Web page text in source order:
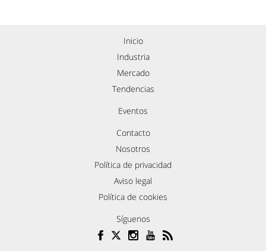
Inicio
Industria
Mercado
Tendencias
Eventos
Contacto
Nosotros
Política de privacidad
Aviso legal
Política de cookies
Síguenos